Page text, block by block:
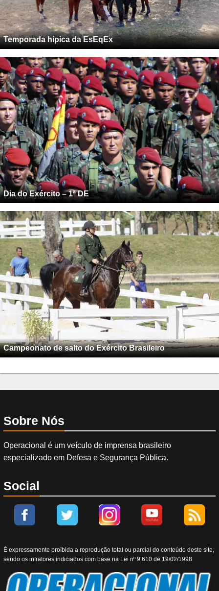
Temporada hípica da EsEqEx
Dia do Exército – 1ª DE
Campeonato de salto do Exército Brasileiro
Sobre Nós
Operacional é um veículo de imprensa brasileiro
especializado em Defesa e Segurança Pública.
Social
É expressamente proíbida a reprodução total ou parcial do conteúdo deste site,
sendo os infratores indiciados com base na Lei nº 9.610 de 19/02/1998